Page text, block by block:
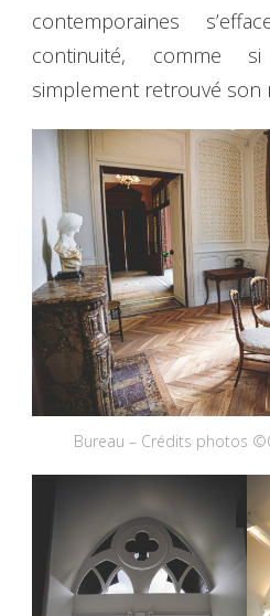
contemporaines
continuité, comme
simplement retrouvé son
Bureau – Crédits photos